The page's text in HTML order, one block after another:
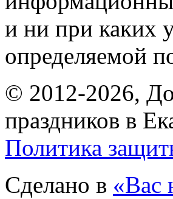
и ни при каких
определяемой
© 2012-2026,
праздников в
Политика
Сделано в «Вас